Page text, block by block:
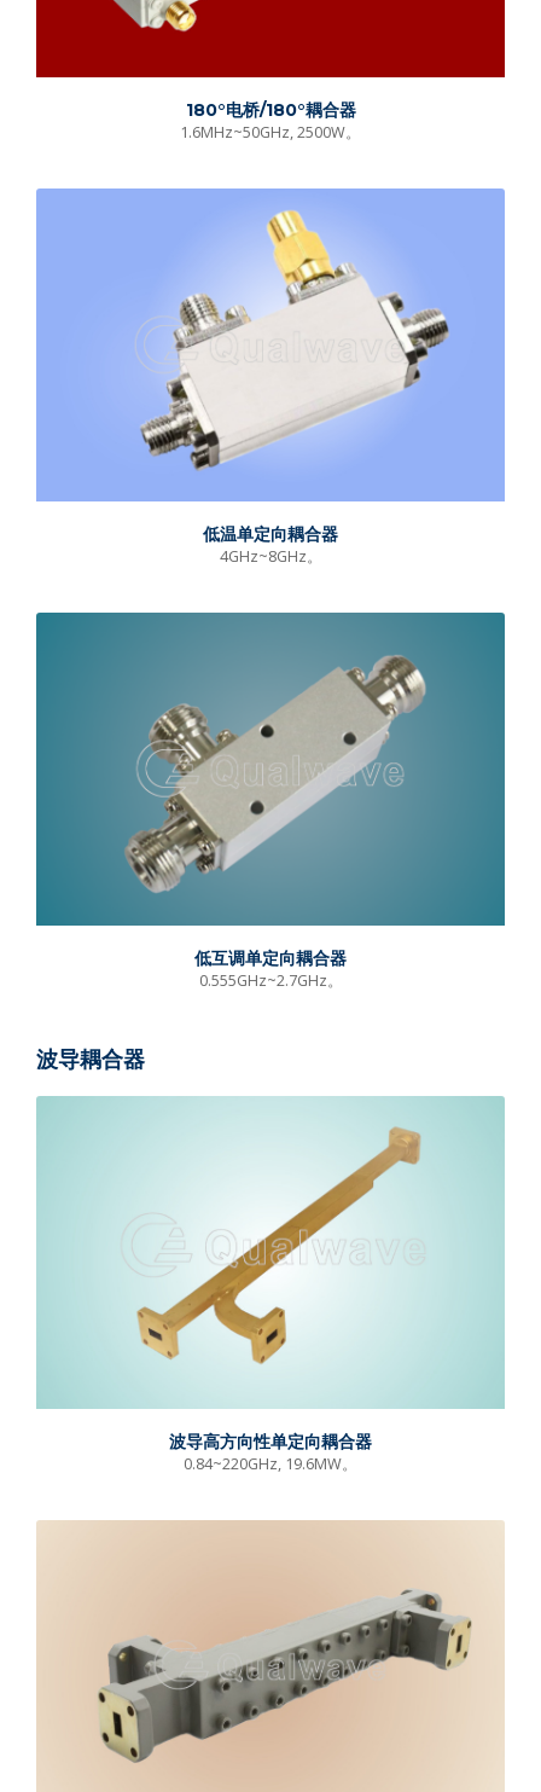
180°电桥/180°耦合器
1.6MHz~50GHz, 2500W。
低温单定向耦合器
4GHz~8GHz。
低互调单定向耦合器
0.555GHz~2.7GHz。
波导耦合器
波导高方向性单定向耦合器
0.84~220GHz, 19.6MW。